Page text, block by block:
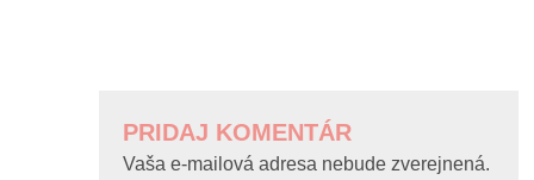
PRIDAJ KOMENTÁR
Vaša e-mailová adresa nebude zverejnená.